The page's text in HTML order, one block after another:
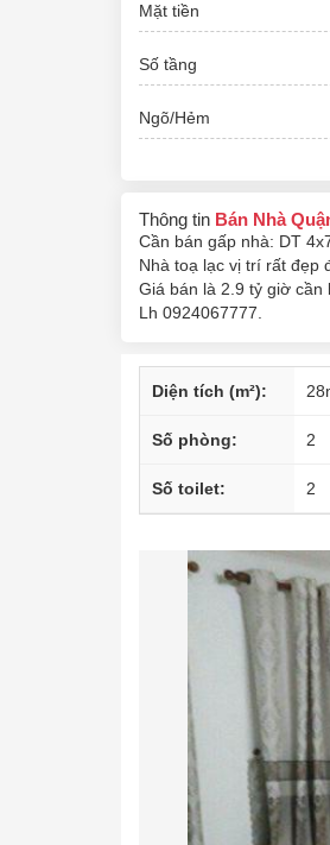
Mặt tiền
Số tầng
Ngõ/Hẻm
Thông tin Bán Nhà
Cần bán gấp nhà: DT
Nhà toạ lạc vị trí rất đẹp
Giá bán là 2.9 tỷ giờ cần
Lh 0924067777.
Diện tích (m²): 28
Số phòng: 2
Số toilet: 2